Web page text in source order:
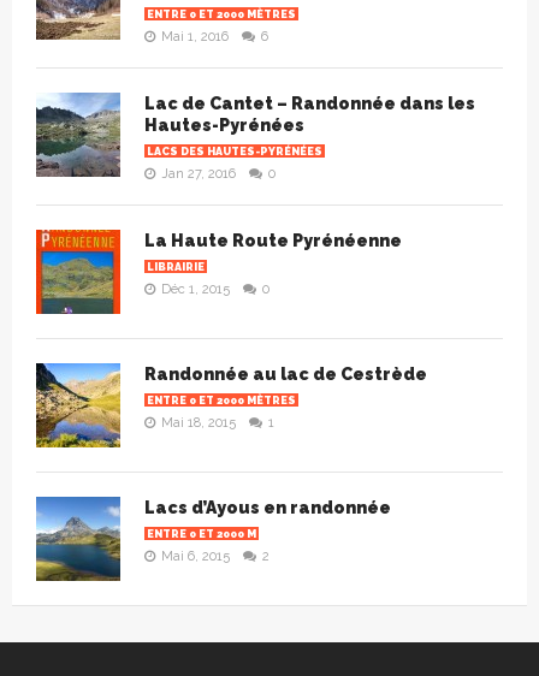
ENTRE 0 ET 2000 MÈTRES
Mai 1, 2016 6
Lac de Cantet – Randonnée dans les
Hautes-Pyrénées
LACS DES HAUTES-PYRÉNÉES
Jan 27, 2016 0
La Haute Route Pyrénéenne
LIBRAIRIE
Déc 1, 2015 0
Randonnée au lac de Cestrède
ENTRE 0 ET 2000 MÈTRES
Mai 18, 2015 1
Lacs d’Ayous en randonnée
ENTRE 0 ET 2000 M
Mai 6, 2015 2